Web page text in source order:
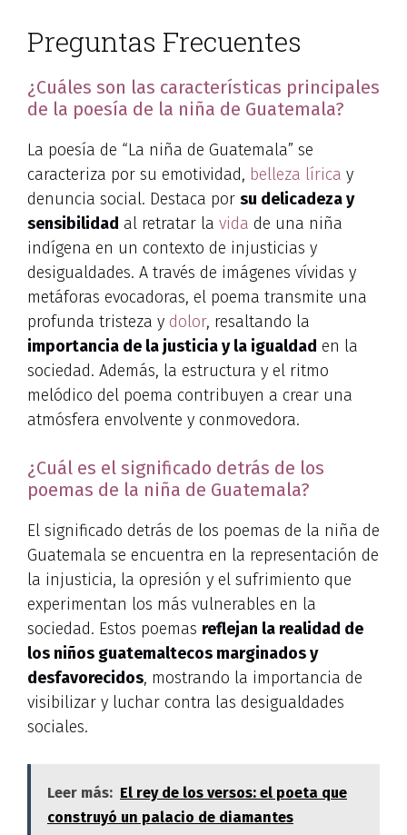
Preguntas Frecuentes
¿Cuáles son las características principales
de la poesía de la niña de Guatemala?
La poesía de “La niña de Guatemala” se
caracteriza por su emotividad, belleza lírica y
denuncia social. Destaca por su delicadeza y
sensibilidad al retratar la vida de una niña
indígena en un contexto de injusticias y
desigualdades. A través de imágenes vívidas y
metáforas evocadoras, el poema transmite una
profunda tristeza y dolor, resaltando la
importancia de la justicia y la igualdad en la
sociedad. Además, la estructura y el ritmo
melódico del poema contribuyen a crear una
atmósfera envolvente y conmovedora.
¿Cuál es el significado detrás de los
poemas de la niña de Guatemala?
El significado detrás de los poemas de la niña de
Guatemala se encuentra en la representación de
la injusticia, la opresión y el sufrimiento que
experimentan los más vulnerables en la
sociedad. Estos poemas reflejan la realidad de
los niños guatemaltecos marginados y
desfavorecidos, mostrando la importancia de
visibilizar y luchar contra las desigualdades
sociales.
Leer más: El rey de los versos: el poeta que
construyó un palacio de diamantes